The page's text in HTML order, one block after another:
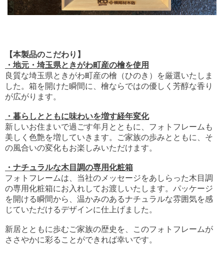
【本製品のこだわり 】
・地元・埼玉県ときがわ町産の檜を使用
良質な埼玉県ときがわ町産の檜（ひのき）を厳選いたしま
した。箱を開けた瞬間に、檜ならではの優しく芳醇な香り
が広がります。
・暮らしとともに味わいを増す経年変化
新しいお住まいで過ごす年月とともに、フォトフレームも
美しく色艶を増していきます。ご家族の歩みとともに、そ
の風合いの変化もお楽しみいただけます。
・ ナチュラルな木目調の専用化粧箱
フォトフレームは、当社のメッセージをあしらった木目調
の専用化粧箱にお入れしてお渡しいたします。パッケージ
を開ける瞬間から、温かみのあるナチュラルな雰囲気を感
じていただけるデザインに仕上げました。
新居とともに歩むご家族の歴史を、このフォトフレームが
ささやかに彩ることができれば幸いです。